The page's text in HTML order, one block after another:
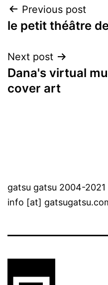
Post
navigation
Previous post
le petit théâtre
Next post
Dana's virtual
cover art
gatsu gatsu 2004-2021
info [at]